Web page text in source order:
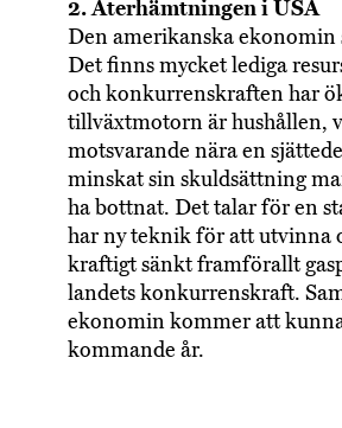
2. Återhämtningen i USA
Den amerikanska
Det finns mycket lediga
och konkurrenskraften har
tillväxtmotorn är hushållen,
motsvarande nära en
minskat sin skuldsättning
ha bottnat. Det talar för en
har ny teknik för att utvinna
kraftigt sänkt framförallt
landets konkurrenskraft.
ekonomin kommer att
kommande år.